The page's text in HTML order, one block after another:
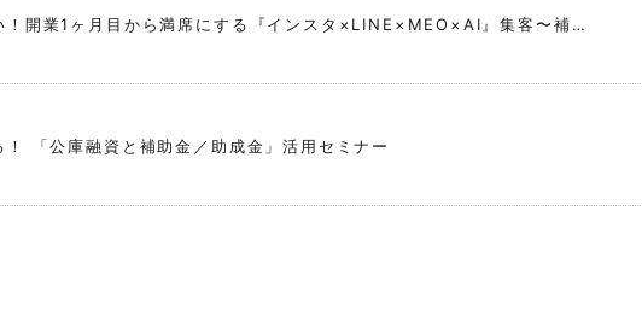
！開業1ヶ月目から満席にする『インスタ×LINE×MEO×AI』集客〜補…
「公庫融資と補助金／助成金」活用セミナー